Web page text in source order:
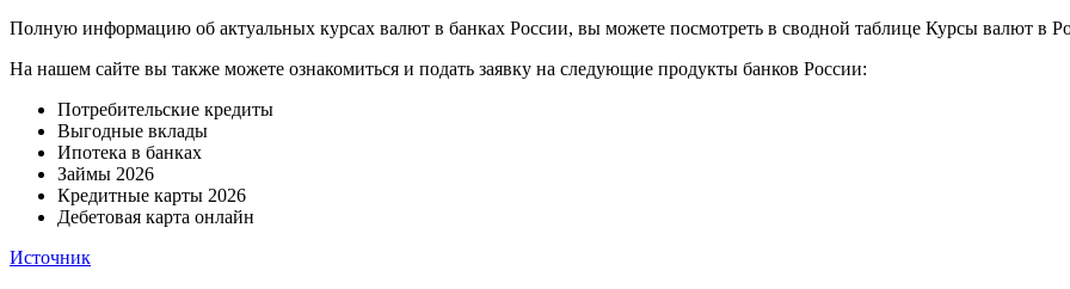
Полную информацию об актуальных курсах валют в банках России, вы можете посмотреть в сводной таблице Курсы валют в
На нашем сайте вы также можете ознакомиться и подать заявку на следующие продукты банков России:
Потребительские кредиты
Выгодные вклады
Ипотека в банках
Займы 2026
Кредитные карты 2026
Дебетовая карта онлайн
Источник